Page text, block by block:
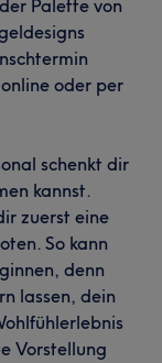
Palette von
oder per
schenkt dir
kannst.
zuerst eine
So kann
denn
lassen, dein
Vorstellung